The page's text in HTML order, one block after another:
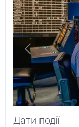
Previous
Дати події